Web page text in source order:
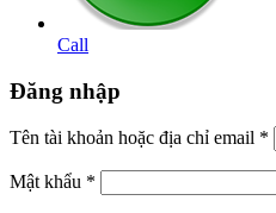
Call
Đăng nhập
Tên tài khoản hoặc địa chỉ email *
Mật khẩu *